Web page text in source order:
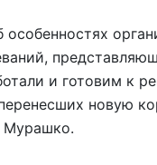
и готовим к
новую
Мурашко.